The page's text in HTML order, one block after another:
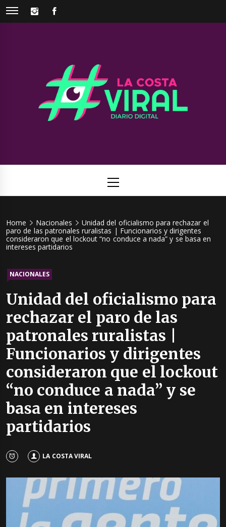
Skip
INSTAGRAM
Viral
Menu
Home Nacionales
Unidad del oficialismo para rechazar el
paro de las patronales ruralistas | Funcionarios y dirigentes
consideraron que el lockout “no conduce a nada” y se basa en
intereses partidarios
NACIONALES
Unidad del oficialismo para
rechazar el paro de las
patronales ruralistas |
Funcionarios y dirigentes
consideraron que el lockout
“no conduce a nada” y se
basa en intereses
partidarios
LA COSTA VIRAL